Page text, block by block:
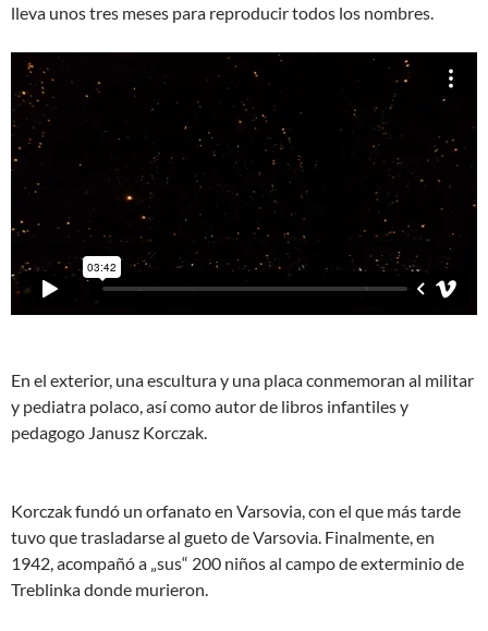
lleva unos tres meses para reproducir todos los nombres.
En el exterior, una escultura y una placa conmemoran al militar
y pediatra polaco, así como autor de libros infantiles y
pedagogo Janusz Korczak.
Korczak fundó un orfanato en Varsovia, con el que más tarde
tuvo que trasladarse al gueto de Varsovia. Finalmente, en
1942, acompañó a „sus“ 200 niños al campo de exterminio de
Treblinka donde murieron.